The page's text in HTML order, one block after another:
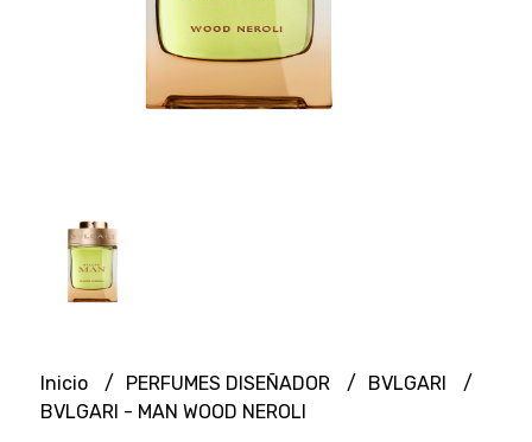
Inicio PERFUMES DISEÑADOR
BVLGARI
BVLGARI - MAN WOOD NEROLI